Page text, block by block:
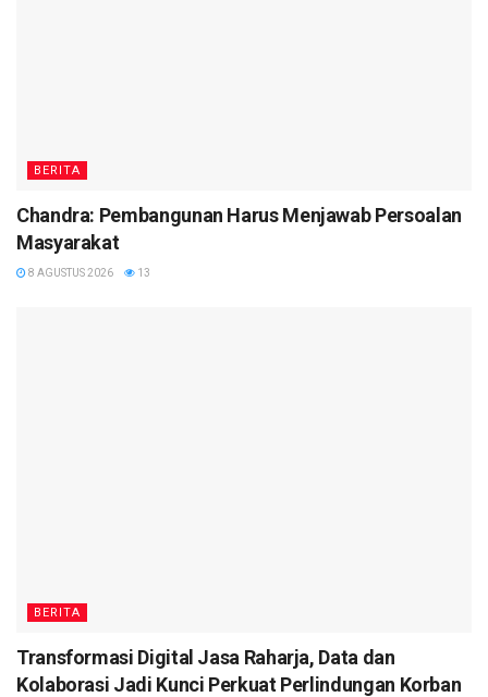
BERITA
Chandra: Pembangunan Harus Menjawab Persoalan
Masyarakat
8 AGUSTUS 2026 13
BERITA
Transformasi Digital Jasa Raharja, Data dan
Kolaborasi Jadi Kunci Perkuat Perlindungan Korban